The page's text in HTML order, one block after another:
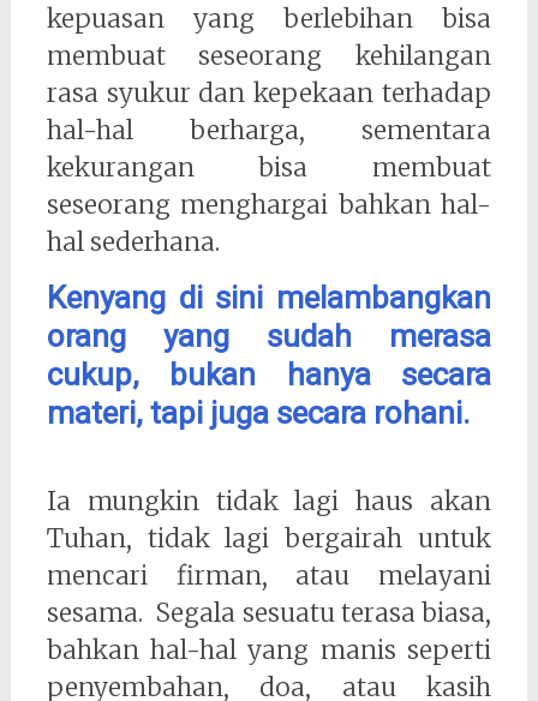
kepuasan yang berlebihan bisa
membuat seseorang kehilangan
rasa syukur dan kepekaan terhadap
hal-hal berharga, sementara
kekurangan bisa membuat
seseorang menghargai bahkan hal-
hal sederhana.
Kenyang di sini melambangkan
orang yang sudah merasa
cukup, bukan hanya secara
materi, tapi juga secara rohani.
Ia mungkin tidak lagi haus akan
Tuhan, tidak lagi bergairah untuk
mencari firman, atau melayani
sesama. Segala sesuatu terasa biasa,
bahkan hal-hal yang manis seperti
penyembahan, doa, atau kasih